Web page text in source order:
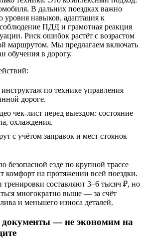
В дальних поездках важно
уровня навыков, адаптация к
ПДД и грамотная реакция
Риск ошибок растёт с возрастом
маршрутом. Мы предлагаем включать
обучения в дорогу.
по технике управления
дороге.
чек‑лист перед выездом: состояние
охлаждения.
с учётом заправок и мест стоянок
безопасной езде по крупной трассе
комфорт на протяжении всей поездки.
тренировки составляют 3–6 тысяч ₽, но
многократно выше — за счёт
и меньшего износа деталей.
документы — не экономим на